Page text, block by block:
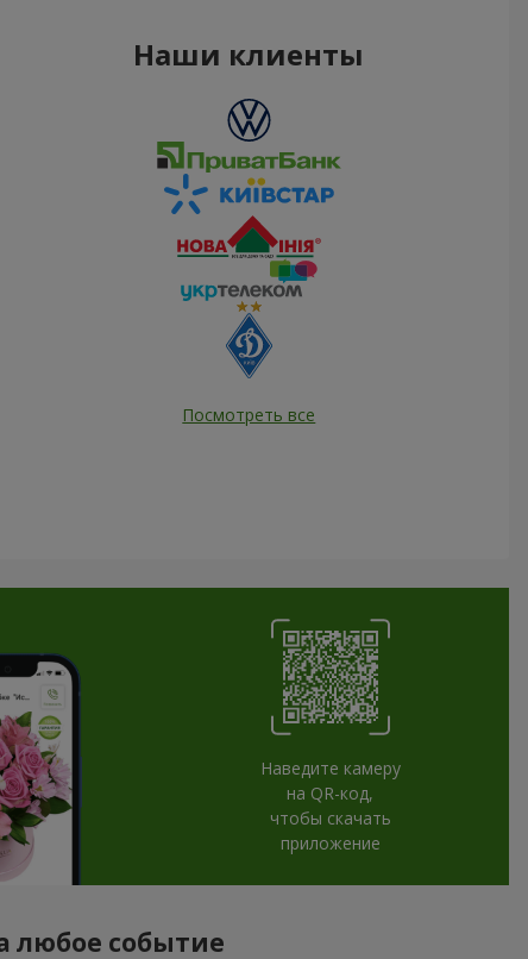
Наши клиенты
Посмотреть все
Наведите камеру
на QR-код,
чтобы скачать
приложение
любое событие